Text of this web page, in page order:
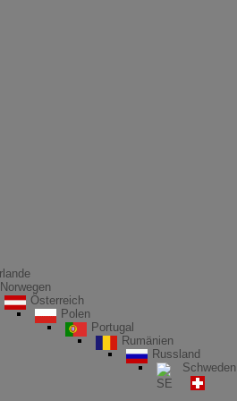
Norwegen
Österreich
Polen
Portugal
Rumänien
Russland
Schweden